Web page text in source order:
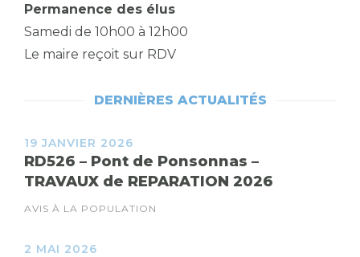
Permanence des élus
Samedi de 10h00 à 12h00
Le maire reçoit sur RDV
DERNIÈRES ACTUALITÉS
19 JANVIER 2026
RD526 – Pont de Ponsonnas –
TRAVAUX de REPARATION 2026
AVIS À LA POPULATION
2 MAI 2026